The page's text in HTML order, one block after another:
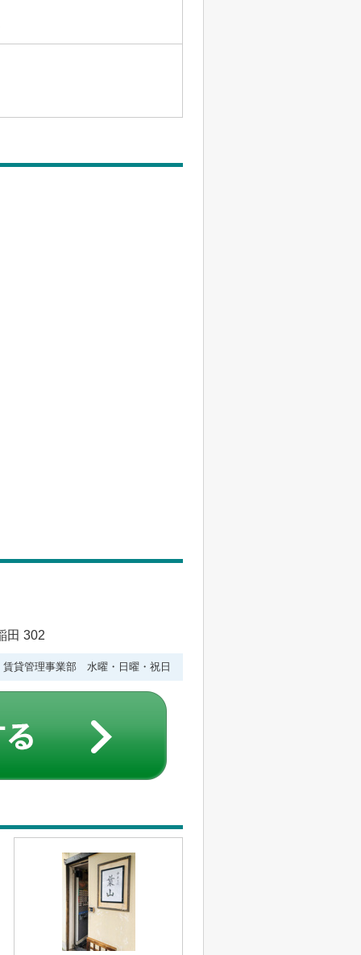
田 302
貸管理事業部 水曜・日曜・祝日